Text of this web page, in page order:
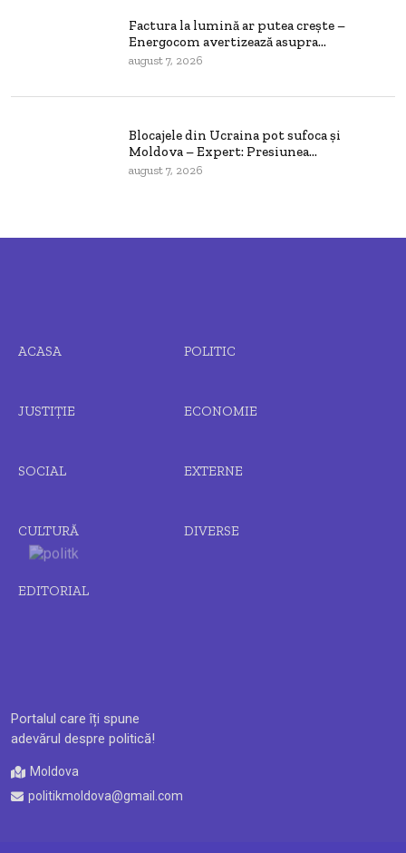
Factura la lumină ar putea crește –
Energocom avertizează asupra...
august 7, 2026
Blocajele din Ucraina pot sufoca și
Moldova – Expert: Presiunea...
august 7, 2026
Portalul care îți spune
adevărul despre politică!
Moldova
politikmoldova@gmail.com
ACASA POLITIC
JUSTIȚIE ECONOMIE
SOCIAL EXTERNE
CULTURĂ DIVERSE
EDITORIAL